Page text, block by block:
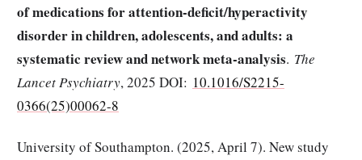
of medications for attention-deficit/hyperactivity
disorder in children, adolescents, and adults: a
systematic review and network meta-analysis. The
Lancet Psychiatry, 2025 DOI: 10.1016/S2215-
0366(25)00062-8
University of Southampton. (2025, April 7). New study